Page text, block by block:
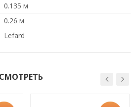
0.135 м
0.26 м
Lefard